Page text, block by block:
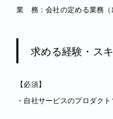
業 務：会社の定める業務（
求める経験・ス
【必須】
・自社サービスのプロダク